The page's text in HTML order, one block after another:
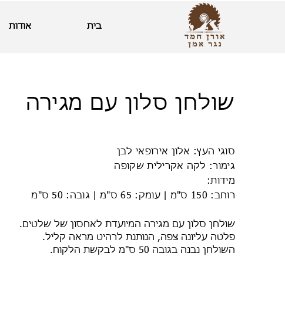
בית אודות
שולחן סלון עם מגירה
סוגי העץ: אלון אירופאי לבן
גימור: לקה אקרילית שקופה
מידות:
רוחב: 150 ס"מ | עומק: 65 ס"מ | גובה: 50 ס"מ
שולחן סלון עם מגירה המיועדת לאחסון של שלטים.
פלטה עליונה צפה, הנותנת לרהיט מראה קליל.
השולחן נבנה בגובה 50 ס"מ לבקשת הלקוח.